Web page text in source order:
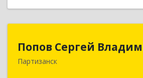
Попов Сергей
Партизанск
Попов Сергей
692922, Приморский